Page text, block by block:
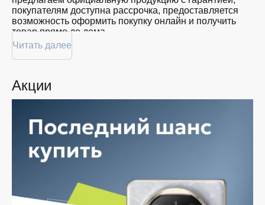
покупателям доступна рассрочка, предоставляется
возможность оформить покупку онлайн и получить
товар прямо до дома.
Покупателям доступна покупка Яндекс Станция Лайт
по привлекательной цене: мы регулярно обновляем
предоставляем большой выбор продукции. В нашем
магазине в Курске вы всегда найдёте нужный продукт
независимо от объема, с возможностью выполнить
бесплатную доставку.
Планируете покупку в рассрочку? У нас есть такая
услуга. Мы предлагаем удобные условия оплаты,
выберите нужную позицию, добавьте в корзину и
оформите заявку — купить Яндекс Станция Лайт в
Курске вы сможете в кратчайшие сроки.
Читать далее
Акции